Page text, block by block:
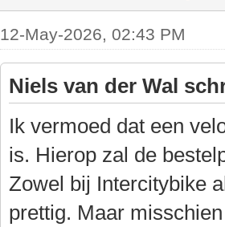
12-May-2026, 02:43 PM
Niels van der Wal
Ik vermoed dat een
is. Hierop zal de
Zowel bij Intercitybike
prettig. Maar